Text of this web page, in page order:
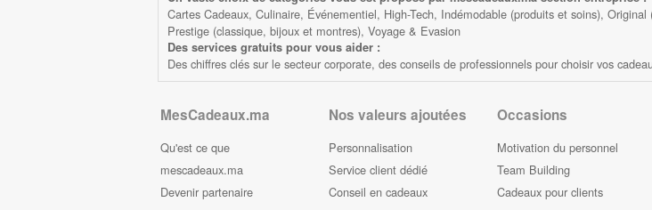
Cartes Cadeaux, Culinaire, Événementiel, High-Tech, Indémodable (produits et soins),
Prestige (classique, bijoux et montres), Voyage & Evasion
Des services gratuits pour vous aider :
Des chiffres clés sur le secteur corporate, des conseils de professionnels pour choisir vos
MesCadeaux.ma
Qu'est ce que
mescadeaux.ma
Devenir partenaire
Nos valeurs ajoutées
Personnalisation
Service client dédié
Conseil en cadeaux
Occasions
Motivation du personnel
Team Building
Cadeaux pour clients